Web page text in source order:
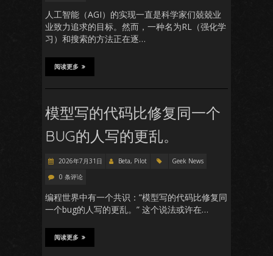
人工智能（AGI）的实现一直是科学家们兢兢业
业致力追求的目标。然而，一种名为RL（强化学
习）和搜索的方法正在逐…
阅读更多
模型写的代码比修复同一个
BUG的人写的更乱。
2026年7月31日 Beta, Pilot
Geek News
0 条评论
编程世界中有一个共识：”模型写的代码比修复同
一个bug的人写的更乱。” 这个说法或许在…
阅读更多